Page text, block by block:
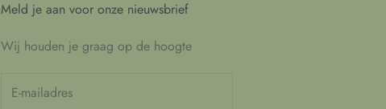
Meld je aan voor onze nieuwsbrief
Wij houden je graag op de hoogte